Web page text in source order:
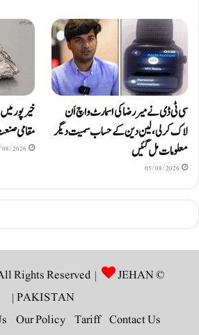
سی ٹی ڈی نے میر رضا کی اسمارٹ واچ اَن
لاک کرلی، لین دین کے حساب سمیت دیگر
معلومات مل گئیں
05/08/2026
خیرپور
مقامی
2026
© Copyright 2026, All Rights Reserved |
JEHAN
PAKISTAN
|
Contact Us
Tariff
Our Policy